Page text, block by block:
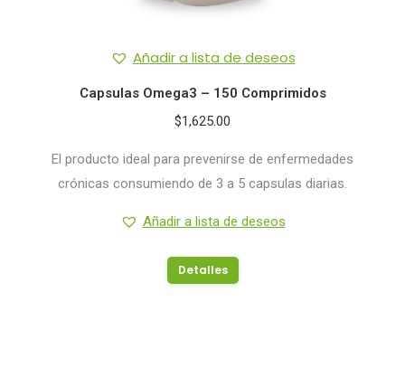
Añadir a lista de deseos
Capsulas Omega3 – 150 Comprimidos
$1,625.00
El producto ideal para prevenirse de enfermedades
crónicas consumiendo de 3 a 5 capsulas diarias.
Añadir a lista de deseos
Detalles